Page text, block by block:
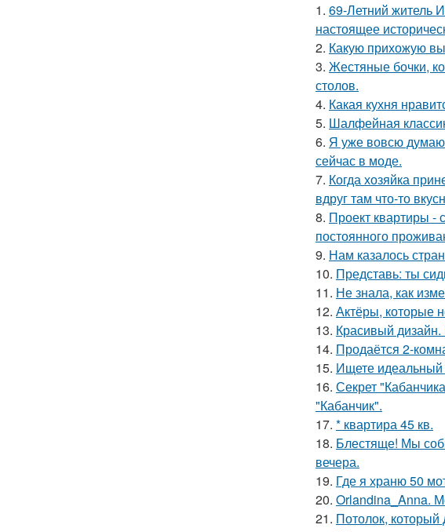
1. 69-Летний житель
настоящее
2. Какую прихожую
3. Жестяные бочки,
столов.
4. Какая кухня
5. Шалфейная
6. Я уже вовсю думаю
сейчас в моде.
7. Когда хозяйка
вдруг там что-то
8. Проект квартиры -
постоянного
9. Нам казалось
10. Представь: ты
11. Не знала, как
12. Актёры, которые
13. Красивый
14. Продаётся 2-
15. Ищете идеальный
16. Секрет
"Кабанчик".
17. * квартира 45 кв.
18. Блестяще! Мы
вечера.
19. Где я храню 50
20. Orlandina_Anna.
21. Потолок, который